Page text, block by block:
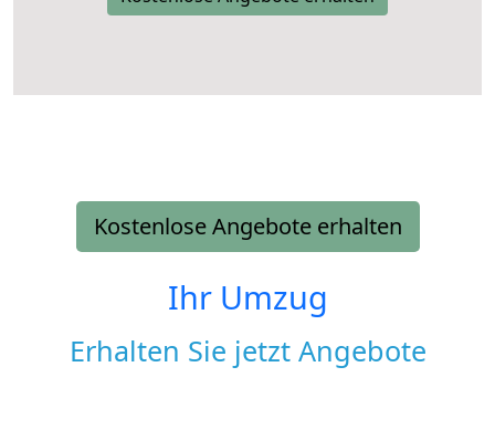
Kostenlose Angebote erhalten
Ihr Umzug
Erhalten Sie jetzt Angebote